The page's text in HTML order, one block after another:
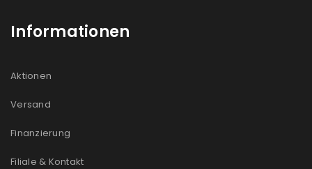
Informationen
Aktionen
Versand
Finanzierung
Filiale & Kontakt